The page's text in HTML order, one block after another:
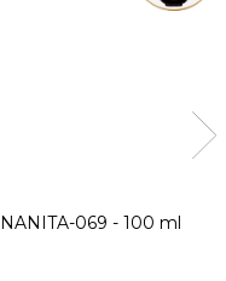
NANITA-069 - 100 ml